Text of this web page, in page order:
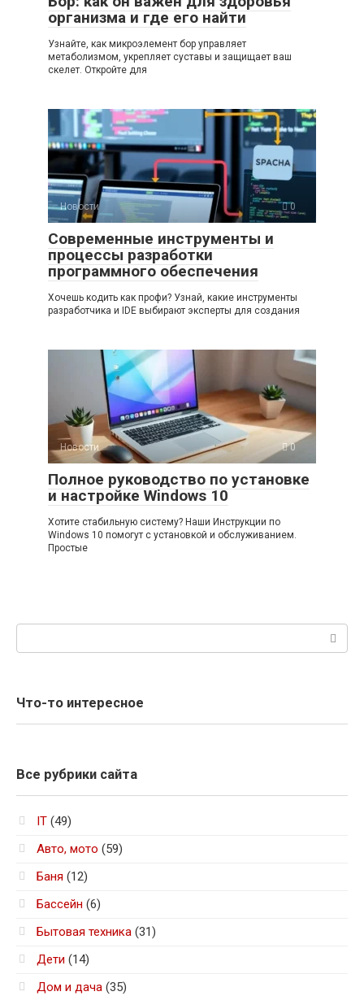
организма и где его найти
Узнайте, как микроэлемент бор управляет
метаболизмом, укрепляет суставы и защищает ваш
скелет. Откройте для
Новости 0
Современные инструменты и
процессы разработки
программного обеспечения
Хочешь кодить как профи? Узнай, какие инструменты
разработчика и IDE выбирают эксперты для создания
Новости 0
Полное руководство по установке
и настройке Windows 10
Хотите стабильную систему? Наши Инструкции по
Windows 10 помогут с установкой и обслуживанием.
Простые
Что-то интересное
Все рубрики сайта
IT (49)
Авто, мото (59)
Баня (12)
Бассейн (6)
Бытовая техника (31)
Дети (14)
Дом и дача (35)